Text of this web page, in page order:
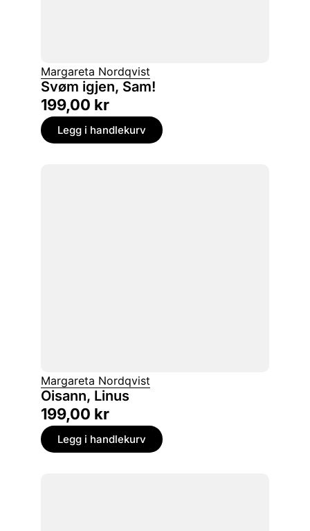
Margareta Nordqvist
Svøm igjen, Sam!
199,00 kr
Legg i handlekurv
Margareta Nordqvist
Oisann, Linus
199,00 kr
Legg i handlekurv